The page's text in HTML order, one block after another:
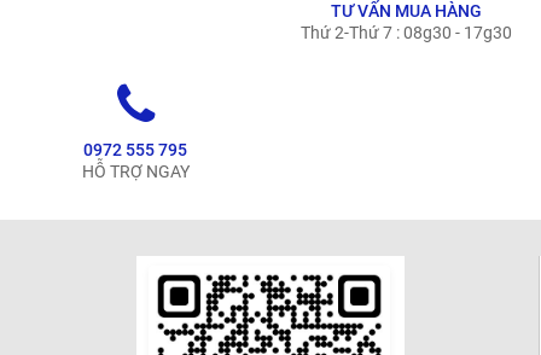
TƯ VẤN MUA HÀNG
Thứ 2-Thứ 7 : 08g30 - 17g30
0972 555 795
HỖ TRỢ NGAY